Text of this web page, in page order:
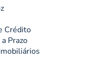
Crédito
Prazo